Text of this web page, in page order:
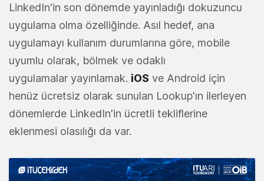
LinkedIn'in son dönemde yayınladığı dokuzuncu
uygulama olma özelliğinde. Asıl hedef, ana
uygulamayı kullanım durumlarına göre, mobile
uyumlu olarak, bölmek ve odaklı
uygulamalar yayınlamak. iOS ve Android için
henüz ücretsiz olarak sunulan Lookup'ın ilerleyen
dönemlerde LinkedIn'in ücretli tekliflerine
eklenmesi olasılığı da var.